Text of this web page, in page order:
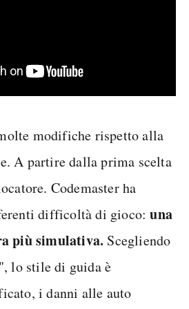
modifiche rispetto alla
A partire dalla prima scelta
Codemaster ha
difficoltà di gioco:una
più simulativa. Scegliendo
lo stile di guida è
i danni alle auto